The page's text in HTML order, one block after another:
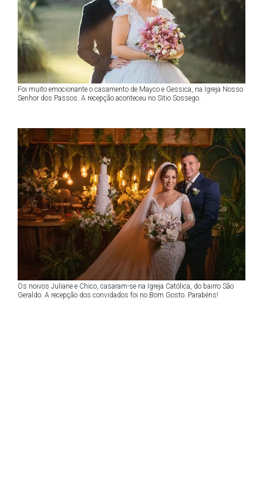
Foi muito emocionante o casamento de Mayco e Gessica, na Igreja Nosso
Senhor dos Passos. A recepção aconteceu no Sitio Sossego.
Os noivos Juliane e Chico, casaram-se na Igreja Católica, do bairro São
Geraldo. A recepção dos convidados foi no Bom Gosto. Parabéns!